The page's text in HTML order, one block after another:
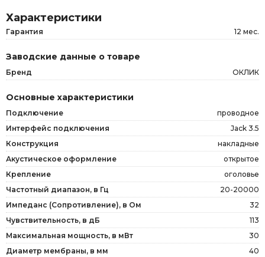
Характеристики
Гарантия 12 мес.
Заводские данные о товаре
Бренд ОКЛИК
Основные характеристики
Подключение
проводное
Интерфейс подключения
Jack 3.5
Конструкция
накладные
Акустическое оформление
открытое
Крепление
оголовье
Частотный диапазон, в Гц
20-20000
Импеданс (Сопротивление), в Ом
32
Чувствительность, в дБ
113
Максимальная мощность, в мВт
30
Диаметр мембраны, в мм
40